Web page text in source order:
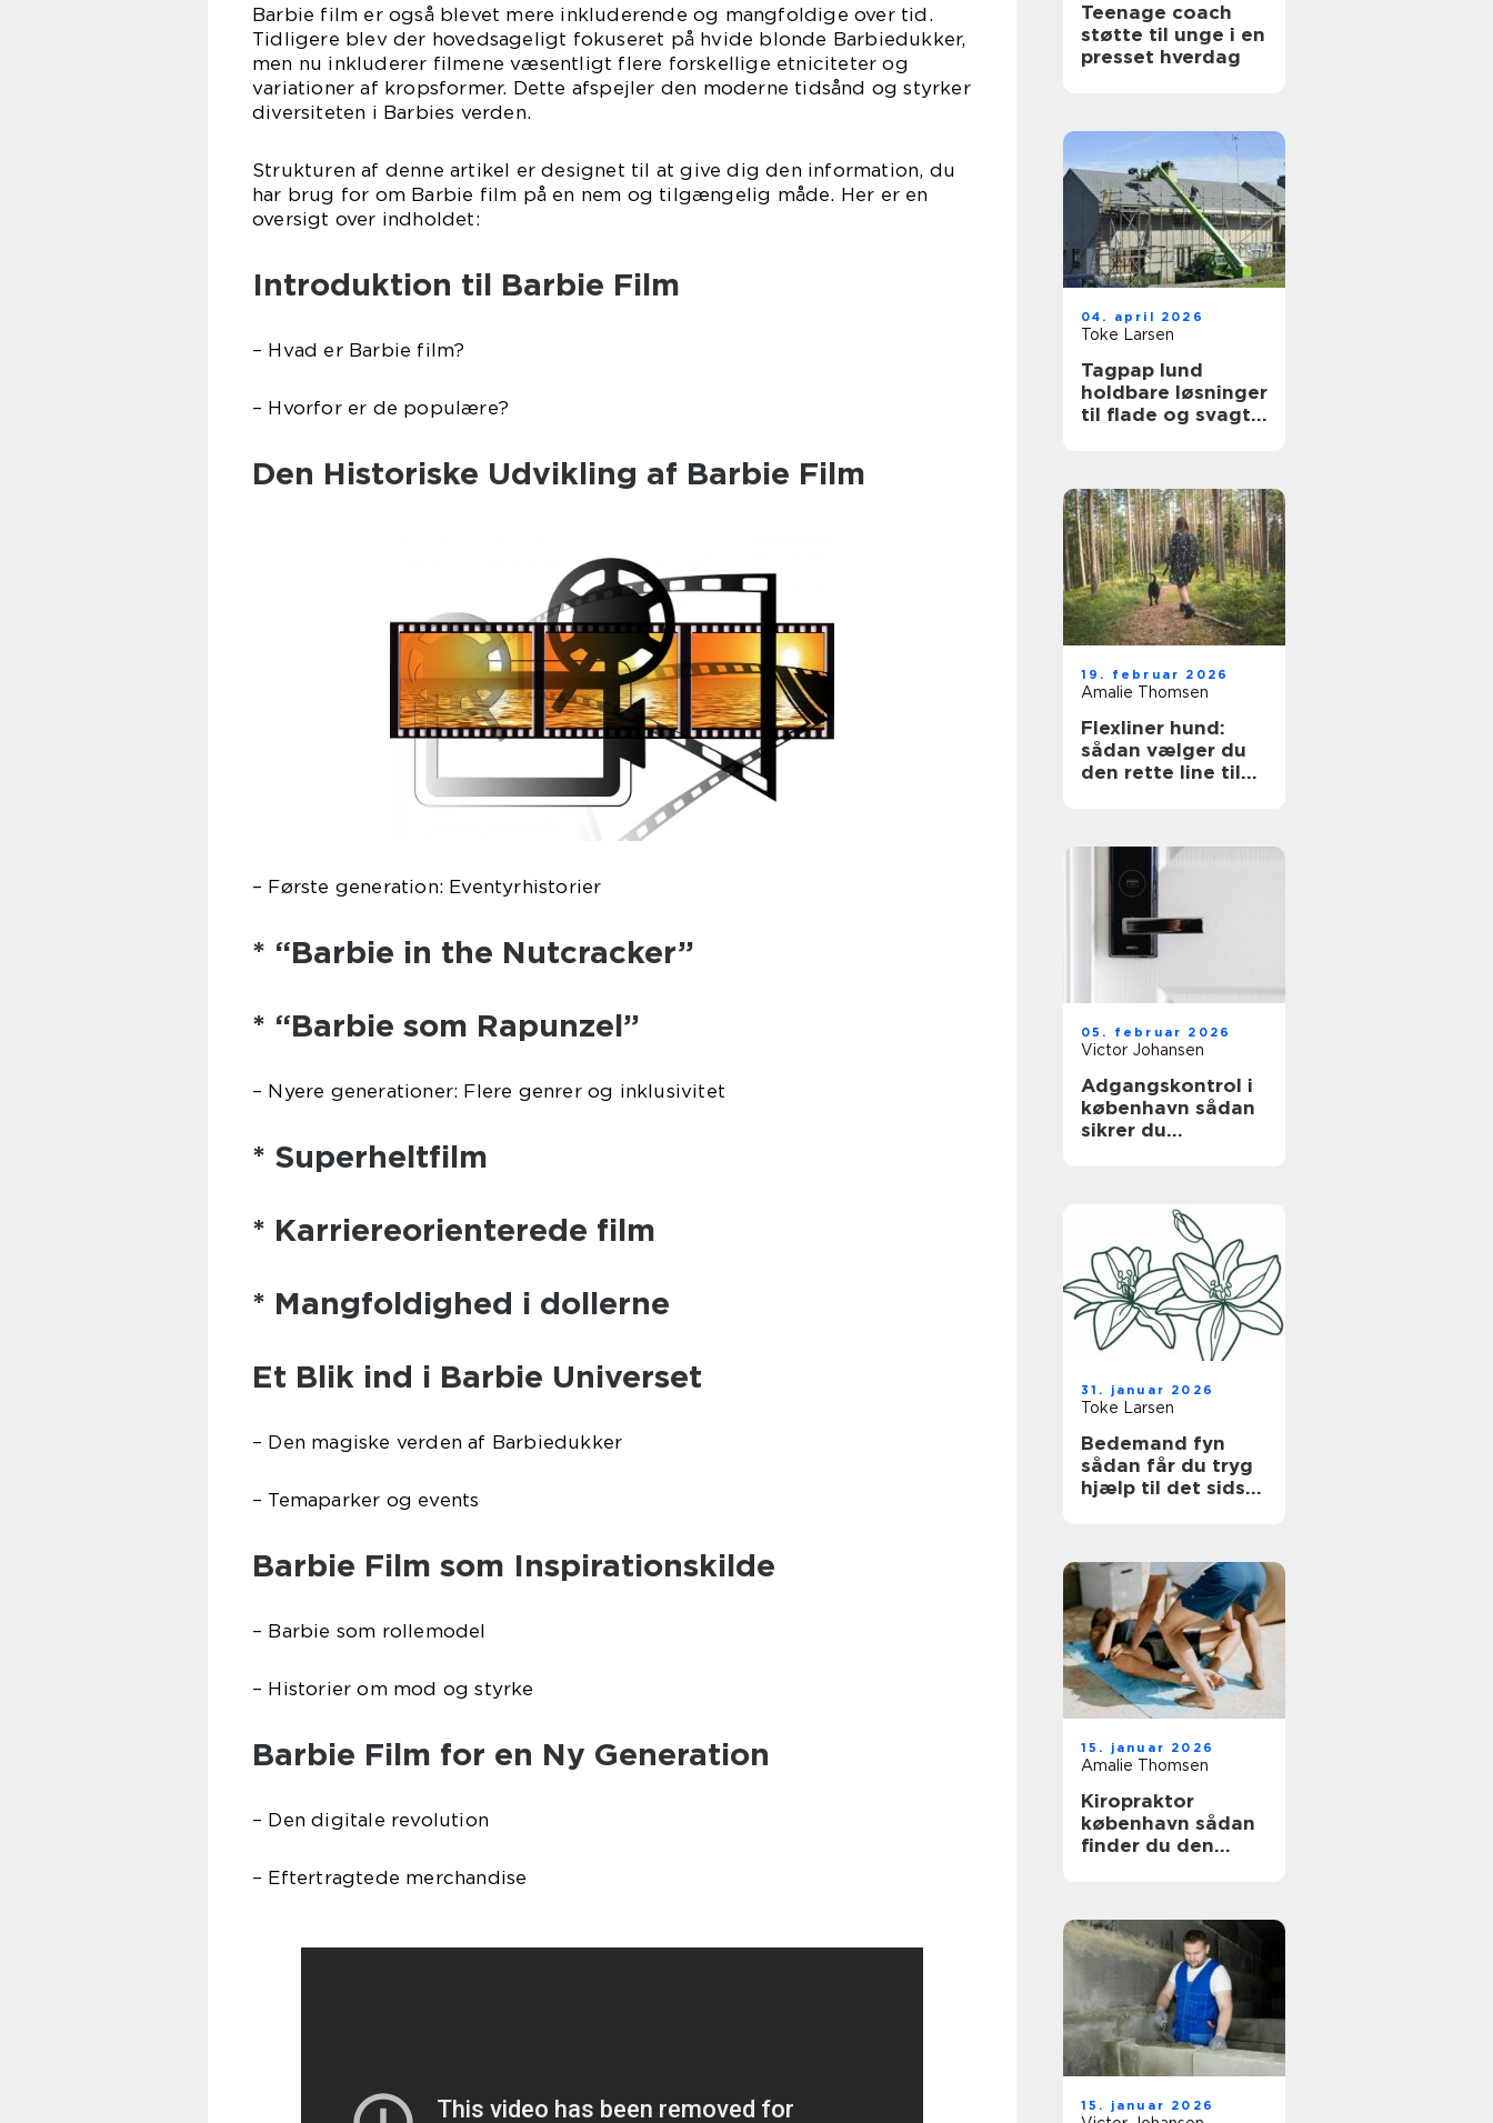
Barbie film er også blevet mere inkluderende og mangfoldige over tid.
Tidligere blev der hovedsageligt fokuseret på hvide blonde Barbiedukker,
men nu inkluderer filmene væsentligt flere forskellige etniciteter og
variationer af kropsformer. Dette afspejler den moderne tidsånd og styrker
diversiteten i Barbies verden.
Strukturen af denne artikel er designet til at give dig den information, du
har brug for om Barbie film på en nem og tilgængelig måde. Her er en
oversigt over indholdet:
Introduktion til Barbie Film
– Hvad er Barbie film?
– Hvorfor er de populære?
Den Historiske Udvikling af Barbie Film
– Første generation: Eventyrhistorier
* “Barbie in the Nutcracker”
* “Barbie som Rapunzel”
– Nyere generationer: Flere genrer og inklusivitet
* Superheltfilm
* Karriereorienterede film
* Mangfoldighed i dollerne
Et Blik ind i Barbie Universet
– Den magiske verden af Barbiedukker
– Temaparker og events
Barbie Film som Inspirationskilde
– Barbie som rollemodel
– Historier om mod og styrke
Barbie Film for en Ny Generation
– Den digitale revolution
– Eftertragtede merchandise
Teenage coach
støtte til unge i en
presset hverdag
04. april 2026
Toke Larsen
Tagpap lund
holdbare løsninger
til flade og svagt
19. februar 2026
Amalie Thomsen
Flexliner hund:
sådan vælger du
den rette line til
05. februar 2026
Victor Johansen
Adgangskontrol i
københavn sådan
sikrer du
31. januar 2026
Toke Larsen
Bedemand fyn
sådan får du tryg
hjælp til det sidste
15. januar 2026
Amalie Thomsen
Kiropraktor
københavn sådan
finder du den
15. januar 2026